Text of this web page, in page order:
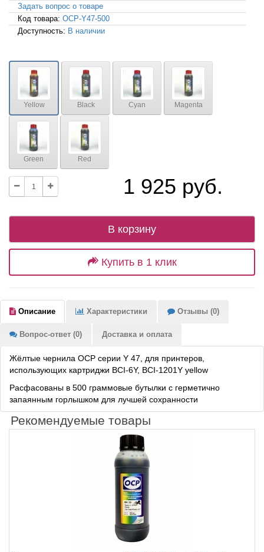
Задать вопрос о товаре
Код товара: OCP-Y47-500
Доступность: В наличии
Yellow Black Cyan Magenta
Green Red
1 925 руб.
В корзину
Купить в 1 клик
Описание Характеристики Отзывы (0)
Вопрос-ответ (0) Доставка и оплата
Жёлтые чернила OCP серии Y 47, для принтеров,
использующих картриджи BCI-6Y, BCI-1201Y yellow
Расфасованы в 500 граммовые бутылки с герметично
запаянным горлышком для лучшей сохранности
Рекомендуемые товары